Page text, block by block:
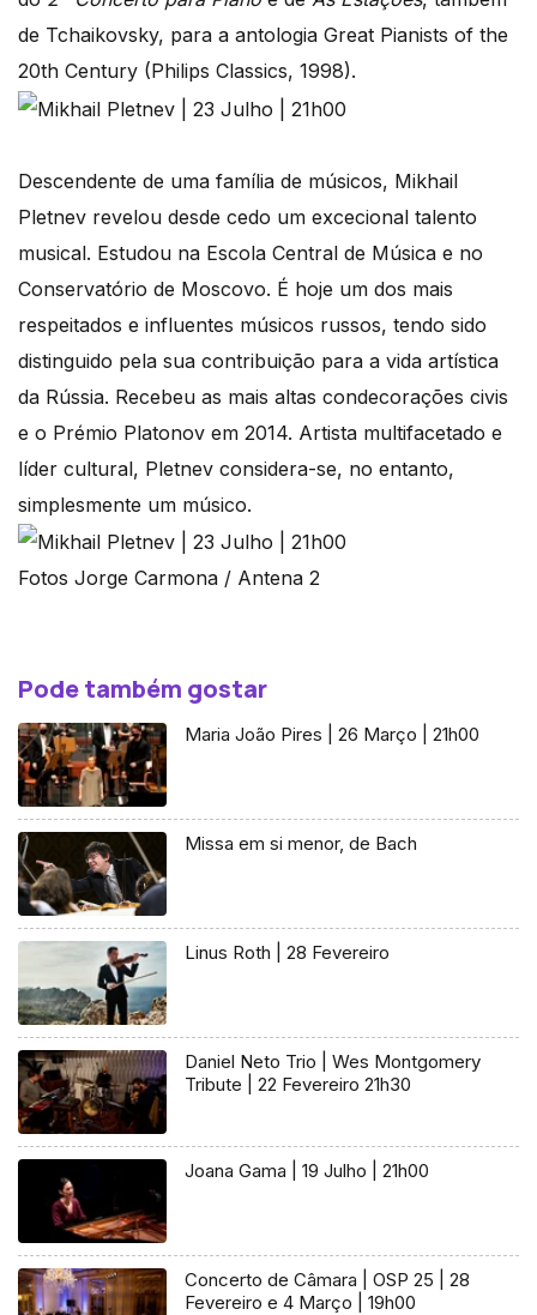
de Tchaikovsky, para a antologia Great Pianists of the
20th Century (Philips Classics, 1998).
Descendente de uma família de músicos, Mikhail
Pletnev revelou desde cedo um excecional talento
musical. Estudou na Escola Central de Música e no
Conservatório de Moscovo. É hoje um dos mais
respeitados e influentes músicos russos, tendo sido
distinguido pela sua contribuição para a vida artística
da Rússia. Recebeu as mais altas condecorações civis
e o Prémio Platonov em 2014. Artista multifacetado e
líder cultural, Pletnev considera-se, no entanto,
simplesmente um músico.
Fotos Jorge Carmona / Antena 2
Pode também gostar
Maria João Pires | 26 Março | 21h00
Missa em si menor, de Bach
Linus Roth | 28 Fevereiro
Daniel Neto Trio | Wes Montgomery
Tribute | 22 Fevereiro 21h30
Joana Gama | 19 Julho | 21h00
Concerto de Câmara | OSP 25 | 28
Fevereiro e 4 Março | 19h00